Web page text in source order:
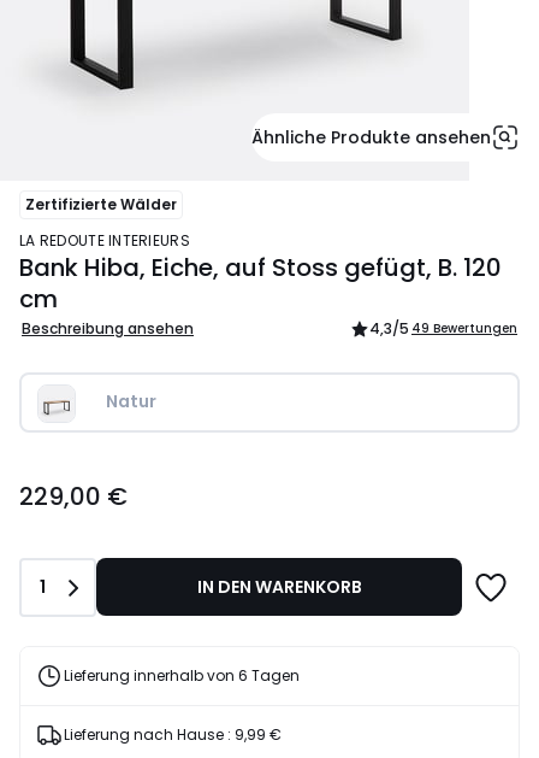
Ähnliche Produkte ansehen
Zertifizierte Wälder
LA REDOUTE INTERIEURS
Bank Hiba, Eiche, auf Stoss gefügt, B. 120
cm
Beschreibung ansehen 4,3/5 49 Bewertungen
Natur
€.
229,00 €
Anzahl
1 IN DEN WARENKORB
Lieferung innerhalb von 6 Tagen
Lieferung nach Hause : 9,99 €